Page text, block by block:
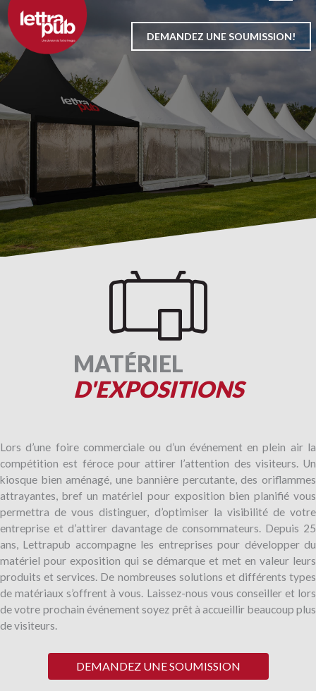
Aller
au
contenu
DEMANDEZ UNE SOUMISSION!
MATÉRIEL
D'EXPOSITIONS
Lors d’une foire commerciale ou d’un événement en plein air la
compétition est féroce pour attirer l’attention des visiteurs. Un
kiosque bien aménagé, une bannière percutante, des oriflammes
attrayantes, bref un matériel pour exposition bien planifié vous
permettra de vous distinguer, d’optimiser la visibilité de votre
entreprise et d’attirer davantage de consommateurs. Depuis 25
ans, Lettrapub accompagne les entreprises pour développer du
matériel pour exposition qui se démarque et met en valeur leurs
produits et services. De nombreuses solutions et différents types
de matériaux s’offrent à vous. Laissez-nous vous conseiller et lors
de votre prochain événement soyez prêt à accueillir beaucoup plus
de visiteurs.
DEMANDEZ UNE SOUMISSION